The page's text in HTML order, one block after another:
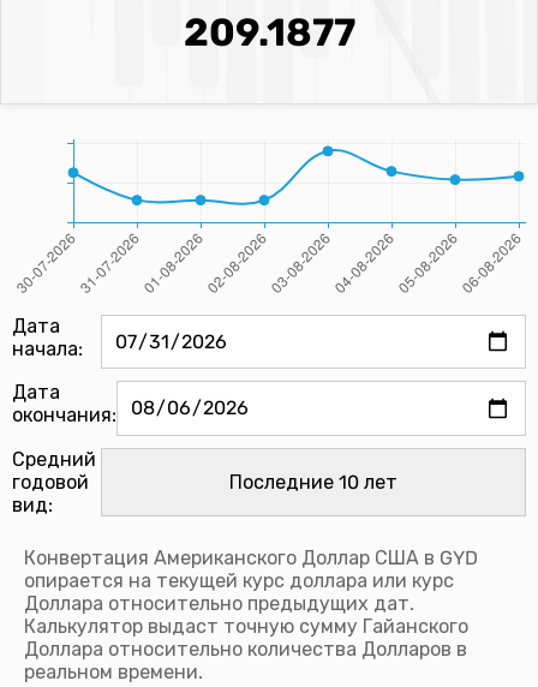
209.1877
Дата
начала:
Дата
окончания:
Средний
годовой
вид:
Конвертация Американского Доллар США в GYD
опирается на текущей курс доллара или курс
Доллара относительно предыдущих дат.
Калькулятор выдаст точную сумму Гайанского
Доллара относительно количества Долларов в
реальном времени.